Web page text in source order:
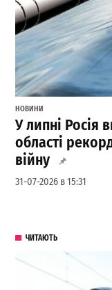
НОВИНИ
У липні Росія
області
війну
31-07-2026 в 15:31
ЧИТАЮТЬ